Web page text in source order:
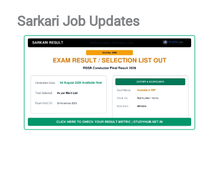
Sarkari Job Updates